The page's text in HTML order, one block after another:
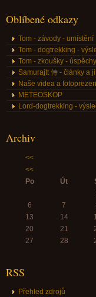
Oblíbené odkazy
Tom - závody - umístění
Tom - dogtrekking -
Tom - zkoušky - úspěchy
Samurajtt 侍 - články a
Naše videa a
METEOSKOP
Lord-dogtrekking -
Archiv
<<
<<
Po
Út
6
7
13
14
20
21
27
28
RSS
Přehled zdrojů